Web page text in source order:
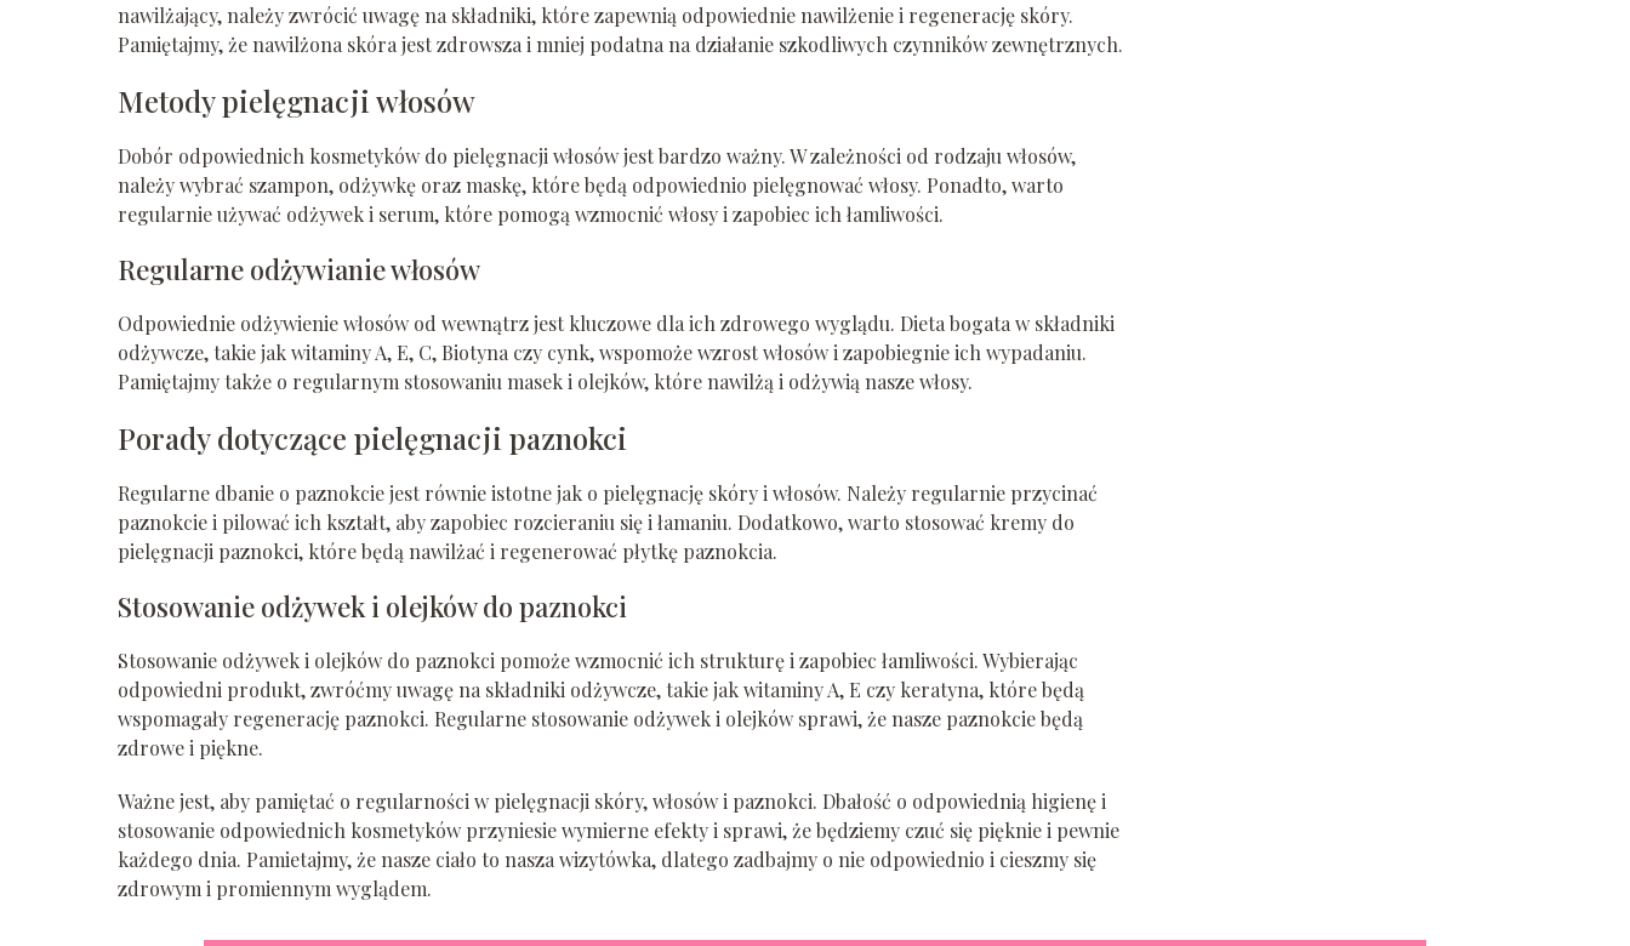
nawilżający, należy zwrócić uwagę na składniki, które zapewnią odpowiednie nawilżenie i regenerację skóry.
Pamiętajmy, że nawilżona skóra jest zdrowsza i mniej podatna na działanie szkodliwych czynników zewnętrznych.
Metody pielęgnacji włosów
Dobór odpowiednich kosmetyków do pielęgnacji włosów jest bardzo ważny. W zależności od rodzaju włosów,
należy wybrać szampon, odżywkę oraz maskę, które będą odpowiednio pielęgnować włosy. Ponadto, warto
regularnie używać odżywek i serum, które pomogą wzmocnić włosy i zapobiec ich łamliwości.
Regularne odżywianie włosów
Odpowiednie odżywienie włosów od wewnątrz jest kluczowe dla ich zdrowego wyglądu. Dieta bogata w składniki
odżywcze, takie jak witaminy A, E, C, Biotyna czy cynk, wspomoże wzrost włosów i zapobiegnie ich wypadaniu.
Pamiętajmy także o regularnym stosowaniu masek i olejków, które nawilżą i odżywią nasze włosy.
Porady dotyczące pielęgnacji paznokci
Regularne dbanie o paznokcie jest równie istotne jak o pielęgnację skóry i włosów. Należy regularnie przycinać
paznokcie i pilować ich kształt, aby zapobiec rozcieraniu się i łamaniu. Dodatkowo, warto stosować kremy do
pielęgnacji paznokci, które będą nawilżać i regenerować płytkę paznokcia.
Stosowanie odżywek i olejków do paznokci
Stosowanie odżywek i olejków do paznokci pomoże wzmocnić ich strukturę i zapobiec łamliwości. Wybierając
odpowiedni produkt, zwróćmy uwagę na składniki odżywcze, takie jak witaminy A, E czy keratyna, które będą
wspomagały regenerację paznokci. Regularne stosowanie odżywek i olejków sprawi, że nasze paznokcie będą
zdrowe i piękne.
Ważne jest, aby pamiętać o regularności w pielęgnacji skóry, włosów i paznokci. Dbałość o odpowiednią higienę i
stosowanie odpowiednich kosmetyków przyniesie wymierne efekty i sprawi, że będziemy czuć się pięknie i pewnie
każdego dnia. Pamietajmy, że nasze ciało to nasza wizytówka, dlatego zadbajmy o nie odpowiednio i cieszmy się
zdrowym i promiennym wyglądem.